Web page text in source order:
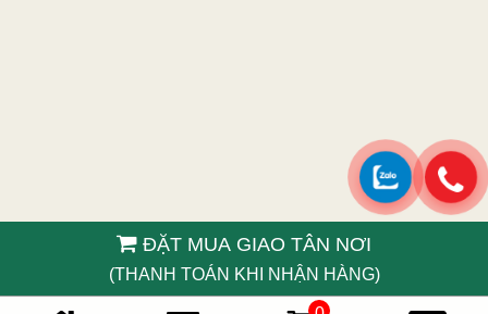
ĐẶT MUA GIAO TÂN NƠI
(THANH TOÁN KHI NHẬN HÀNG)